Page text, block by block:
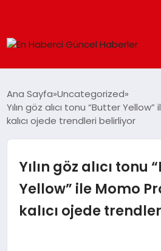
SPOR
TEKNOLOJI
MAGAZIN
Ana Sayfa Uncategorized
Yılın göz alıcı tonu “Butter
kalıcı ojede trendleri belirliyor
Yılın göz alıcı tonu
Yellow” ile Momo
kalıcı ojede